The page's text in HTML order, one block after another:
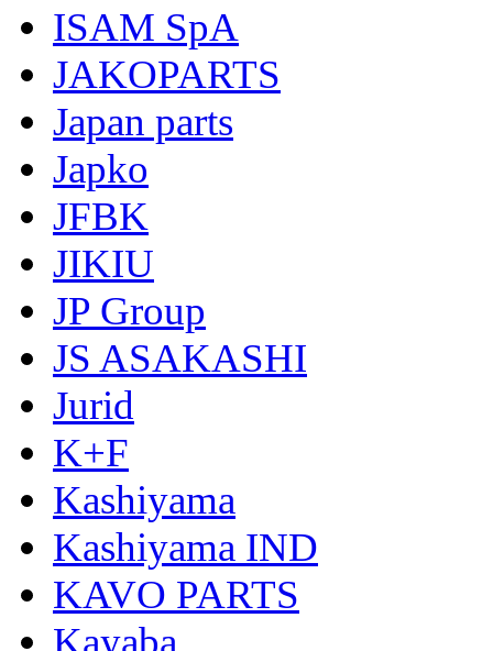
ISAM SpA
JAKOPARTS
Japan parts
Japko
JFBK
JIKIU
JP Group
JS ASAKASHI
Jurid
K+F
Kashiyama
Kashiyama IND
KAVO PARTS
Kayaba